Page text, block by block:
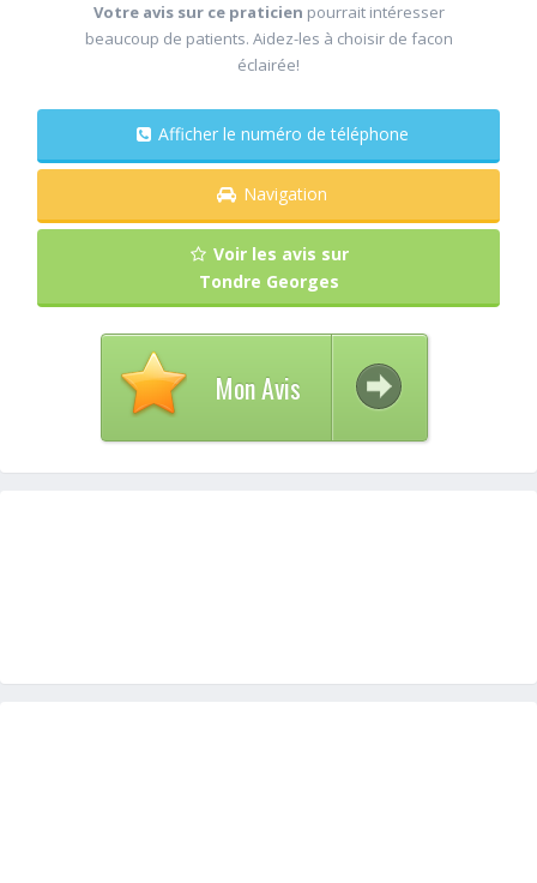
Votre avis sur ce praticien pourrait intéresser
beaucoup de patients. Aidez-les à choisir de facon
éclairée!
Afficher le numéro de téléphone
Navigation
Voir les avis sur
Tondre Georges
Mon Avis